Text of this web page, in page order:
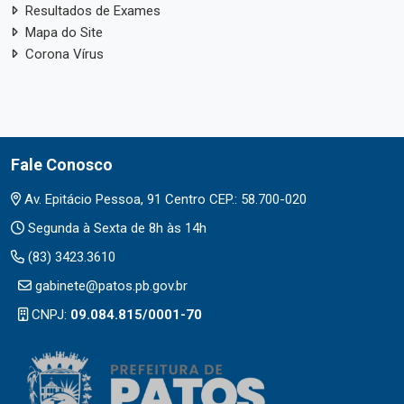
Resultados de Exames
Mapa do Site
Corona Vírus
Fale Conosco
Av. Epitácio Pessoa, 91 Centro CEP.: 58.700-020
Segunda à Sexta de 8h às 14h
(83) 3423.3610
gabinete@patos.pb.gov.br
CNPJ: 09.084.815/0001-70